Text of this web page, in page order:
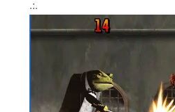
.:.